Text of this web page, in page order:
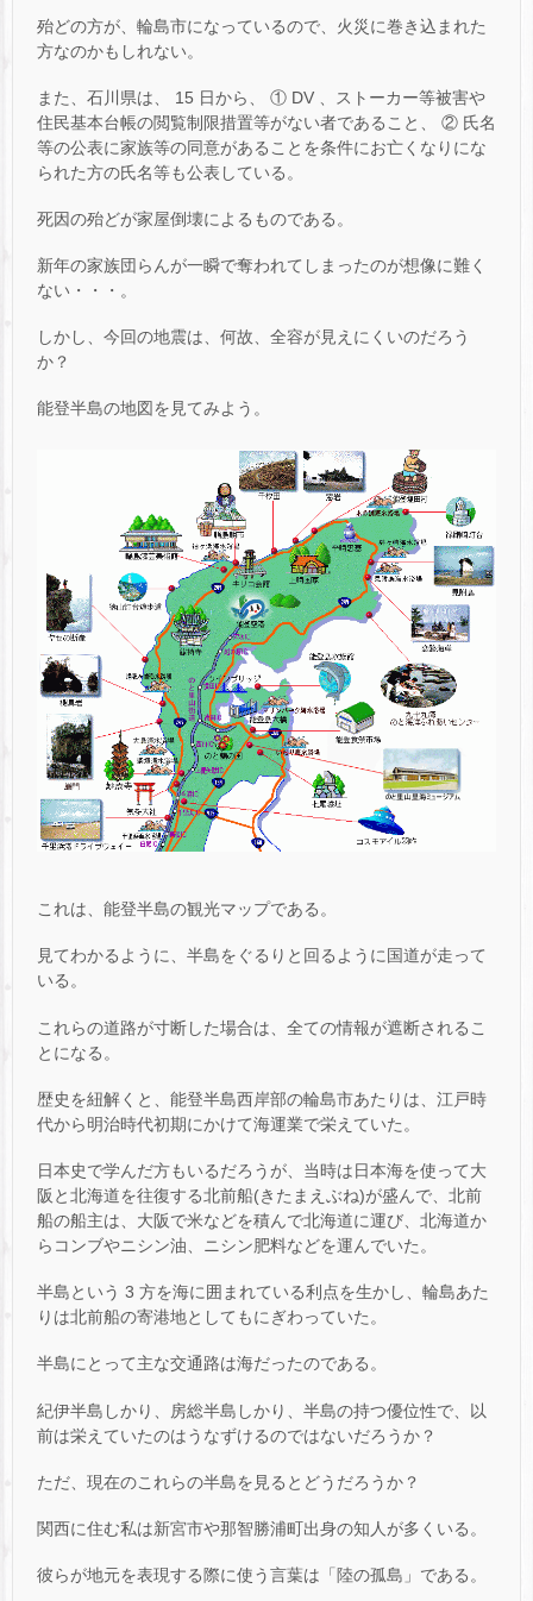
殆どの方が、輪島市になっているので、火災に巻き込まれた
方なのかもしれない。
また、石川県は、 15 日から、 ① DV 、ストーカー等被害や
住民基本台帳の閲覧制限措置等がない者であること、 ② 氏名
等の公表に家族等の同意があることを条件にお亡くなりにな
られた方の氏名等も公表している。
死因の殆どが家屋倒壊によるものである。
新年の家族団らんが一瞬で奪われてしまったのが想像に難く
ない・・・。
しかし、今回の地震は、何故、全容が見えにくいのだろう
か？
能登半島の地図を見てみよう。
これは、能登半島の観光マップである。
見てわかるように、半島をぐるりと回るように国道が走って
いる。
これらの道路が寸断した場合は、全ての情報が遮断されるこ
とになる。
歴史を紐解くと、能登半島西岸部の輪島市あたりは、江戸時
代から明治時代初期にかけて海運業で栄えていた。
日本史で学んだ方もいるだろうが、当時は日本海を使って大
阪と北海道を往復する北前船(きたまえぶね)が盛んで、北前
船の船主は、大阪で米などを積んで北海道に運び、北海道か
らコンブやニシン油、ニシン肥料などを運んでいた。
半島という 3 方を海に囲まれている利点を生かし、輪島あた
りは北前船の寄港地としてもにぎわっていた。
半島にとって主な交通路は海だったのである。
紀伊半島しかり、房総半島しかり、半島の持つ優位性で、以
前は栄えていたのはうなずけるのではないだろうか？
ただ、現在のこれらの半島を見るとどうだろうか？
関西に住む私は新宮市や那智勝浦町出身の知人が多くいる。
彼らが地元を表現する際に使う言葉は「陸の孤島」である。